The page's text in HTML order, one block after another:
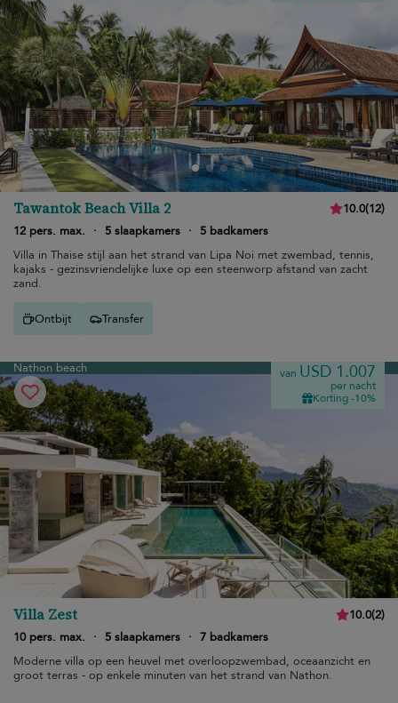
Tawantok Beach Villa 2 10.0(12)
12 pers. max.
· 5 slaapkamers ·
5 badkamers
Villa in Thaise stijl aan het strand van Lipa Noi met zwembad, tennis,
kajaks - gezinsvriendelijke luxe op een steenworp afstand van zacht
zand.
Ontbijt Transfer
Nathon beach van USD 1.007
per nacht
Korting -10%
Villa Zest 10.0(2)
10 pers. max.
· 5 slaapkamers · 7 badkamers
Moderne villa op een heuvel met overloopzwembad, oceaanzicht en
groot terras - op enkele minuten van het strand van Nathon.